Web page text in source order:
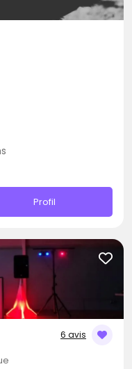
Profil
6 avis